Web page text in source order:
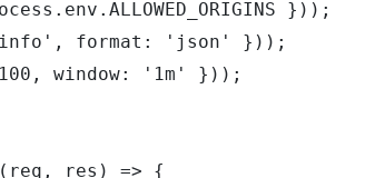
}));
format: 'json' }));
window: '1m' }));
res) => {